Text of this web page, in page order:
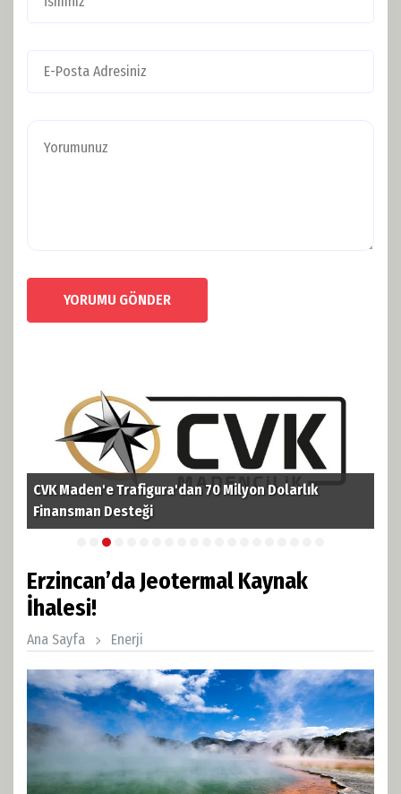
YORUMU GÖNDER
TPAO'dan Kerkük'te Tarihi Hamle! 3 Milyar Varillik Dev
Petrol Rezervine Ortak Oldu
Erzincan’da Jeotermal Kaynak
İhalesi!
Ana Sayfa Enerji